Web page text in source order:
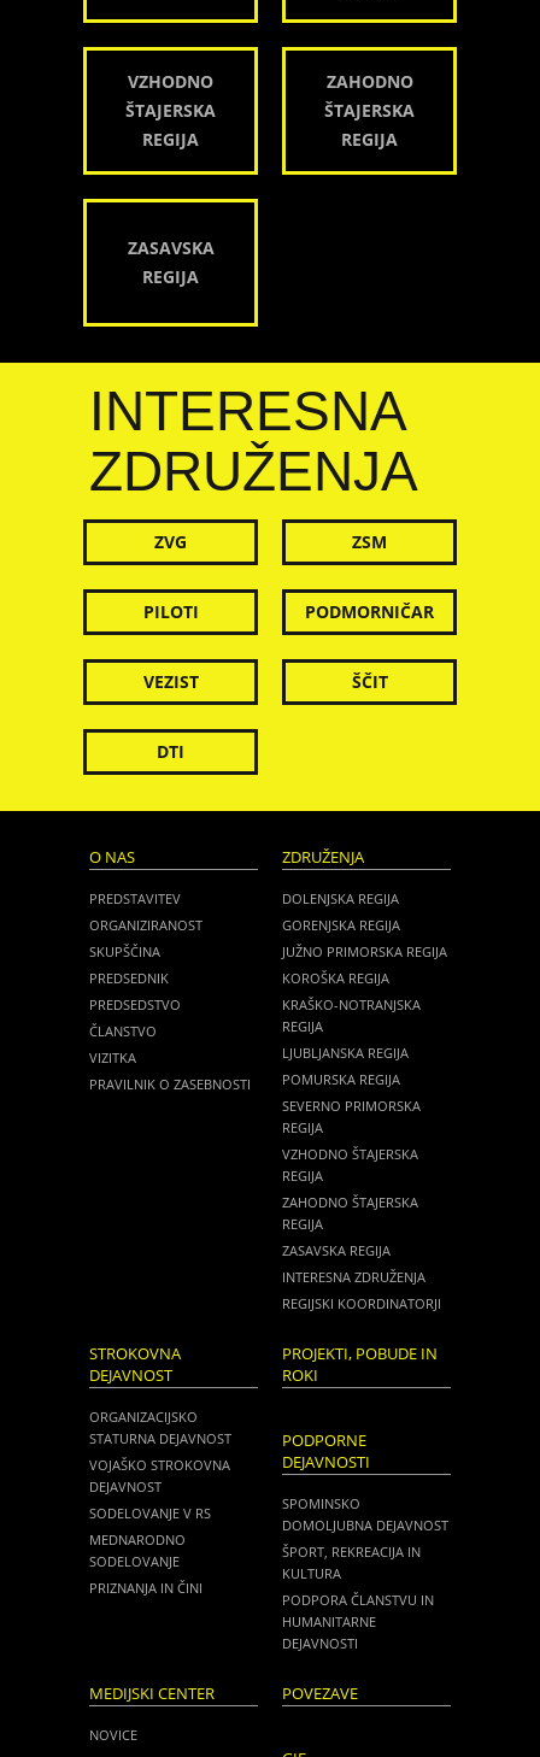
VZHODNO
ŠTAJERSKA
REGIJA
ZAHODNO
ŠTAJERSKA
REGIJA
ZASAVSKA
REGIJA
INTERESNA
ZDRUŽENJA
ZVG ZSM
PILOTI PODMORNIČAR
VEZIST ŠČIT
DTI
O NAS
PREDSTAVITEV
ORGANIZIRANOST
SKUPŠČINA
PREDSEDNIK
PREDSEDSTVO
ČLANSTVO
VIZITKA
PRAVILNIK O ZASEBNOSTI
ZDRUŽENJA
DOLENJSKA REGIJA
GORENJSKA REGIJA
JUŽNO PRIMORSKA REGIJA
KOROŠKA REGIJA
KRAŠKO-NOTRANJSKA
REGIJA
LJUBLJANSKA REGIJA
POMURSKA REGIJA
SEVERNO PRIMORSKA
REGIJA
VZHODNO ŠTAJERSKA
REGIJA
ZAHODNO ŠTAJERSKA
REGIJA
ZASAVSKA REGIJA
INTERESNA ZDRUŽENJA
REGIJSKI KOORDINATORJI
STROKOVNA
DEJAVNOST
ORGANIZACIJSKO
STATURNA DEJAVNOST
VOJAŠKO STROKOVNA
DEJAVNOST
SODELOVANJE V RS
MEDNARODNO
SODELOVANJE
PRIZNANJA IN ČINI
PROJEKTI, POBUDE IN
ROKI
PODPORNE
DEJAVNOSTI
SPOMINSKO
DOMOLJUBNA DEJAVNOST
ŠPORT, REKREACIJA IN
KULTURA
PODPORA ČLANSTVU IN
HUMANITARNE
DEJAVNOSTI
MEDIJSKI CENTER
NOVICE
POVEZAVE